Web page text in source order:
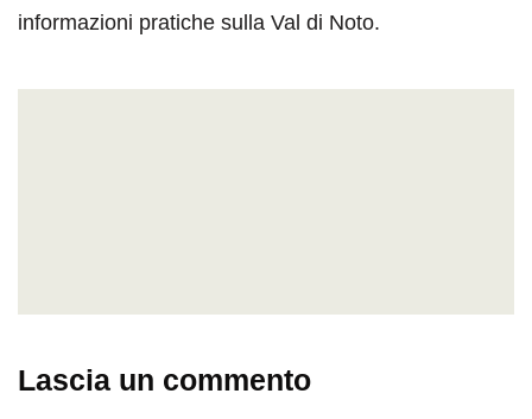
informazioni pratiche sulla Val di Noto.
Lascia un commento